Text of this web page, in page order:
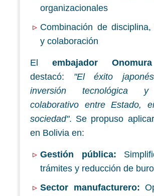
organizacionales
Combinación de
y colaboración
El embajador
destacó: "El éxito
inversión tecnológica y
colaborativo entre Estado,
sociedad". Se propuso
en Bolivia en:
Gestión pública:
trámites y reducción de
Sector manufacturero: